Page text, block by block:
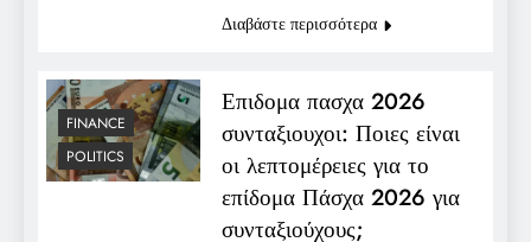
Διαβάστε περισσότερα
FINANCE
POLITICS
Επιδομα πασχα 2026
συνταξιουχοι: Ποιες είναι
οι λεπτομέρειες για το
επίδομα Πάσχα 2026 για
συνταξιούχους;